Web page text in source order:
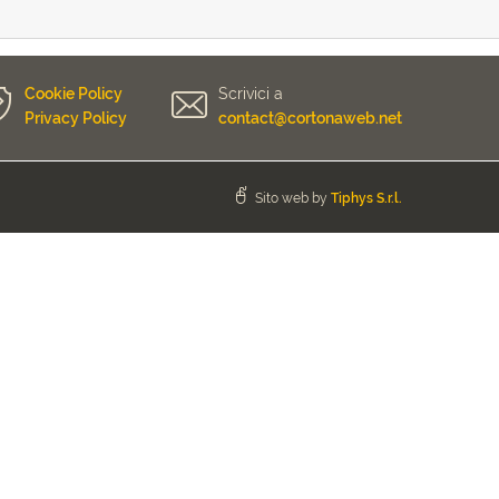
Cookie Policy
Privacy Policy
Scrivici a
contact@cortonaweb.net
Sito web by Tiphys S.r.l.